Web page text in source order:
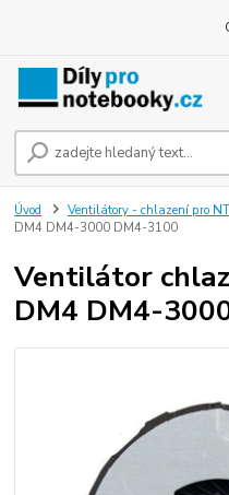
Úvod Ventilátory - chlazení pro
DM4 DM4-3000 DM4-3100
Ventilátor
DM4 DM4-